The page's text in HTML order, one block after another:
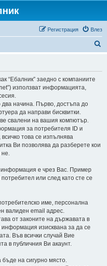
Влез
Регистрация
“Ебалник” заедно с компаниите
използват информацията,
начина. Първо, достъпа до
да направи бисквитки.
свалени на вашия компютър.
за потребителя ID и
това се изпълнява
Ви позволява да разберете кои
не.
е чрез Вас. Пример
или след като сте се
име, персонална
валиден email адрес.
от законите на държавата в
информация изисквана за да се
Във всички случай Вие
в публичния Ви акаунт.
на сигурно място.